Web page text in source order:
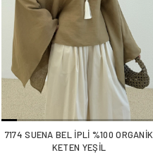
7174 SUENA BEL İPLİ %100 ORGANİK
KETEN YEŞİL